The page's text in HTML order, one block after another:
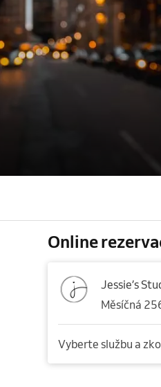
Online
Jessie’s
Měsíčná
Vyberte službu a